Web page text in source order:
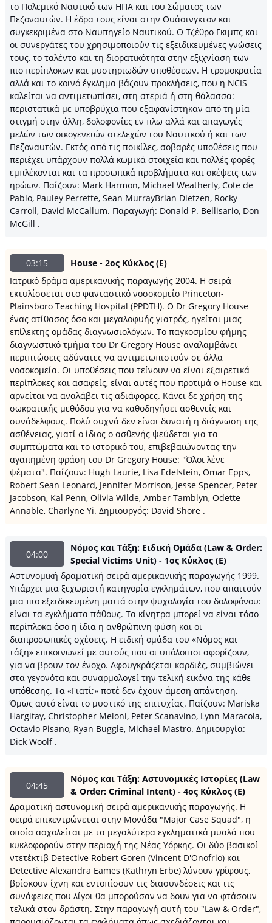
το Πολεμικό Ναυτικό των ΗΠΑ και του Σώματος των
Πεζοναυτών. Η έδρα τους είναι στην Ουάσινγκτον και
συγκεκριμένα στο Ναυπηγείο Ναυτικού. Ο Τζέθρο Γκιμπς και
οι συνεργάτες του χρησιμοποιούν τις εξειδικευμένες γνώσεις
τους, το ταλέντο και τη διορατικότητα στην εξιχνίαση των
πιο περίπλοκων και μυστηριωδών υποθέσεων. Η τρομοκρατία
αλλά και το κοινό έγκλημα βάζουν προκλήσεις, που η NCIS
καλείται να αντιμετωπίσει, στη στεριά ή στη θάλασσα:
περιστατικά με υποβρύχια που εξαφανίστηκαν από τη μία
στιγμή στην άλλη, δολοφονίες εν πλω αλλά και απαγωγές
μελών των οικογενειών στελεχών του Ναυτικού ή και των
Πεζοναυτών. Εκτός από τις ποικίλες, σοβαρές υποθέσεις που
περιέχει υπάρχουν πολλά κωμικά στοιχεία και πολλές φορές
εμπλέκονται και τα προσωπικά προβλήματα και σκέψεις των
ηρώων. Παίζουν: Mark Harmon, Michael Weatherly, Cote de
Pablo, Pauley Perrette, Sean MurrayBrian Dietzen, Rocky
Carroll, David McCallum. Παραγωγή: Donald P. Bellisario, Don
McGill .
03:15
House - 2ος Κύκλος (Ε)
Ιατρικό δράμα αμερικανικής παραγωγής 2004. Η σειρά
εκτυλίσσεται στο φανταστικό νοσοκομείο Princeton-
Plainsboro Teaching Hospital (PPDTH). Ο Dr Gregory House
ένας ατίθασος όσο και μεγαλοφυής γιατρός, ηγείται μιας
επίλεκτης ομάδας διαγνωσιολόγων. Το παγκοσμίου φήμης
διαγνωστικό τμήμα του Dr Gregory House αναλαμβάνει
περιπτώσεις αδύνατες να αντιμετωπιστούν σε άλλα
νοσοκομεία. Oι υποθέσεις που τείνουν να είναι εξαιρετικά
περίπλοκες και ασαφείς, είναι αυτές που προτιμά ο House και
αρνείται να αναλάβει τις αδιάφορες. Κάνει δε χρήση της
σωκρατικής μεθόδου για να καθοδηγήσει ασθενείς και
συνάδελφους. Πολύ συχνά δεν είναι δυνατή η διάγνωση της
ασθένειας, γιατί ο ίδιος ο ασθενής ψεύδεται για τα
συμπτώματα και το ιστορικό του, επιβεβαιώνοντας την
αγαπημένη φράση του Dr Gregory House: "Όλοι λένε
ψέματα". Παίζουν: Hugh Laurie, Lisa Edelstein, Omar Epps,
Robert Sean Leonard, Jennifer Morrison, Jesse Spencer, Peter
Jacobson, Kal Penn, Olivia Wilde, Amber Tamblyn, Odette
Annable, Charlyne Yi. Δημιουργός: David Shore .
04:00
Νόμος και Τάξη: Ειδική Ομάδα (Law & Order:
Special Victims Unit) - 1ος Κύκλος (Ε)
Αστυνομική δραματική σειρά αμερικανικής παραγωγής 1999.
Υπάρχει μια ξεχωριστή κατηγορία εγκλημάτων, που απαιτούν
μια πιο εξειδικευμένη ματιά στην ψυχολογία του δολοφόνου:
είναι τα εγκλήματα πάθους. Τα κίνητρα μπορεί να είναι τόσο
περίπλοκα όσο η ίδια η ανθρώπινη φύση και οι
διαπροσωπικές σχέσεις. Η ειδική ομάδα του «Νόμος και
τάξη» επικοινωνεί με αυτούς που οι υπόλοιποι αφορίζουν,
για να βρουν τον ένοχο. Αφουγκράζεται καρδιές, συμβιώνει
στα γεγονότα και συναρμολογεί την τελική εικόνα της κάθε
υπόθεσης. Τα «Γιατί;» ποτέ δεν έχουν άμεση απάντηση.
Όμως αυτό είναι το μυστικό της επιτυχίας. Παίζουν: Mariska
Hargitay, Christopher Meloni, Peter Scanavino, Lynn Maracola,
Octavio Pisano, Ryan Buggle, Michael Mastro. Δημιουργία:
Dick Woolf .
04:45
Νόμος και Τάξη: Αστυνομικές Ιστορίες (Law
& Order: Criminal Intent) - 4ος Κύκλος (Ε)
Δραματική αστυνομική σειρά αμερικανικής παραγωγής. H
σειρά επικεντρώνεται στην Μονάδα "Major Case Squad", η
οποία ασχολείται με τα μεγαλύτερα εγκληματικά μυαλά που
κυκλοφορούν στην περιοχή της Νέας Υόρκης. Οι δύο βασικοί
ντετέκτιβ Detective Robert Goren (Vincent D'Onofrio) και
Detective Alexandra Eames (Kathryn Erbe) λύνουν γρίφους,
βρίσκουν ίχνη και εντοπίσουν τις διασυνδέσεις και τις
συνάφειες που λίγοι θα μπορούσαν να δουν για να φτάσουν
τελικά στον δράστη. Στην παραγωγή αυτή του "Law & Order",